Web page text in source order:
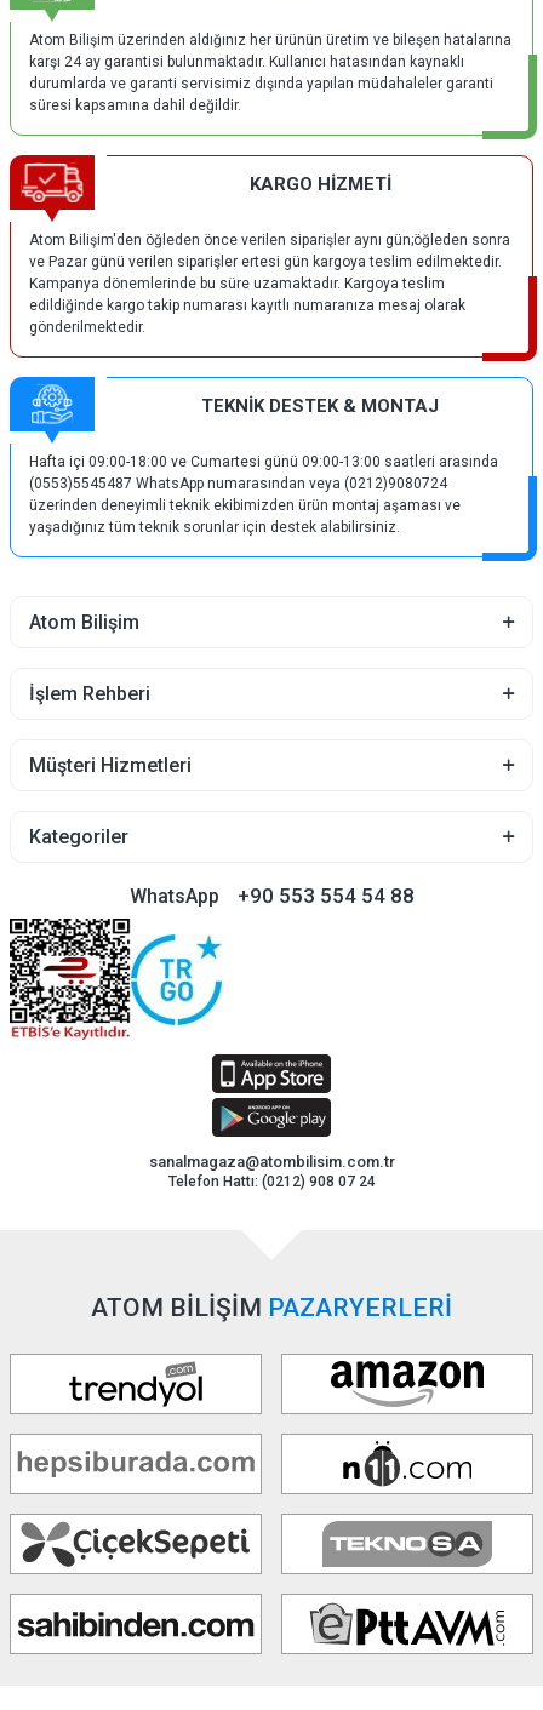
Atom Bilişim üzerinden aldığınız her ürünün üretim ve bileşen hatalarına
karşı 24 ay garantisi bulunmaktadır. Kullanıcı hatasından kaynaklı
durumlarda ve garanti servisimiz dışında yapılan müdahaleler garanti
süresi kapsamına dahil değildir.
KARGO HİZMETİ
Atom Bilişim'den öğleden önce verilen siparişler aynı gün;öğleden sonra
ve Pazar günü verilen siparişler ertesi gün kargoya teslim edilmektedir.
Kampanya dönemlerinde bu süre uzamaktadır. Kargoya teslim
edildiğinde kargo takip numarası kayıtlı numaranıza mesaj olarak
gönderilmektedir.
TEKNİK DESTEK & MONTAJ
Hafta içi 09:00-18:00 ve Cumartesi günü 09:00-13:00 saatleri arasında
(0553)5545487 WhatsApp numarasından veya (0212)9080724
üzerinden deneyimli teknik ekibimizden ürün montaj aşaması ve
yaşadığınız tüm teknik sorunlar için destek alabilirsiniz.
Atom Bilişim
İşlem Rehberi
Müşteri Hizmetleri
Kategoriler
WhatsApp +90 553 554 54 88
sanalmagaza@atombilisim.com.tr
Telefon Hattı: (0212) 908 07 24
ATOM BİLİŞİM PAZARYERLERİ